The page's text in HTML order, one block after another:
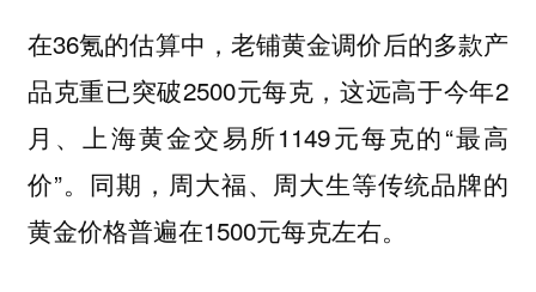
在36氪的估算中，老铺黄金调价后的多款产
品克重已突破2500元每克，这远高于今年2
月、上海黄金交易所1149元每克的“最高
价”。同期，周大福、周大生等传统品牌的
黄金价格普遍在1500元每克左右。